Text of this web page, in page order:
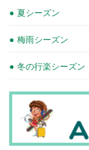
夏シーズン
梅雨シーズン
冬の行楽シーズン